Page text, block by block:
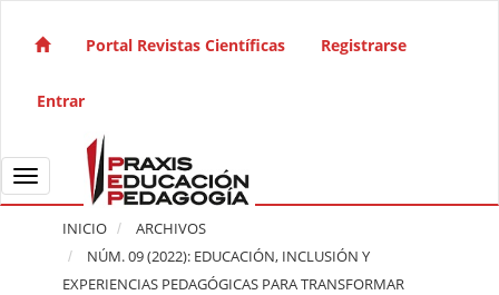
Navegación principal
Barra lateral
Portal Revistas Científicas Registrarse
Entrar
Toggle navigation
INICIO
ARCHIVOS
NÚM. 09 (2022): EDUCACIÓN, INCLUSIÓN Y
EXPERIENCIAS PEDAGÓGICAS PARA TRANSFORMAR